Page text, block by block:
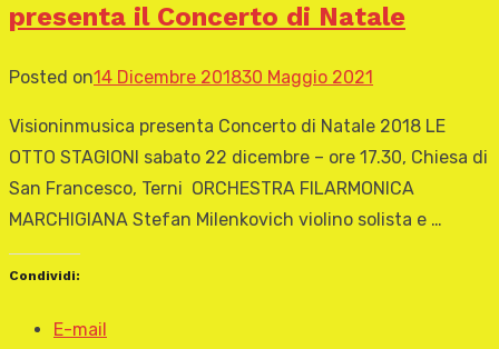
presenta il Concerto di Natale
Posted on14 Dicembre 201830 Maggio 2021
Visioninmusica presenta Concerto di Natale 2018 LE
OTTO STAGIONI sabato 22 dicembre – ore 17.30, Chiesa di
San Francesco, Terni ORCHESTRA FILARMONICA
MARCHIGIANA Stefan Milenkovich violino solista e …
Condividi:
E-mail